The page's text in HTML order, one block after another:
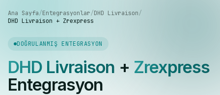
Ana Sayfa/Entegrasyonlar/DHD Livraison/
DHD Livraison + Zrexpress
DOĞRULANMIŞ ENTEGRASYON
DHD Livraison + Zrexpress
Entegrasyon